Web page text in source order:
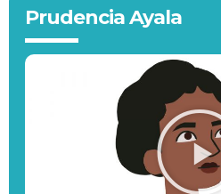
Prudencia Ayala